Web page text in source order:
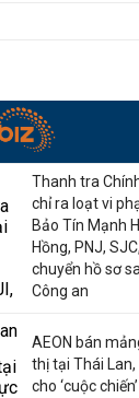
Thanh tra
chỉ ra loạt vi
Bảo Tín Mạnh
Hồng, PNJ,
chuyển hồ sơ
Công an
AEON bán
thị tại Thái
cho ‘cuộc